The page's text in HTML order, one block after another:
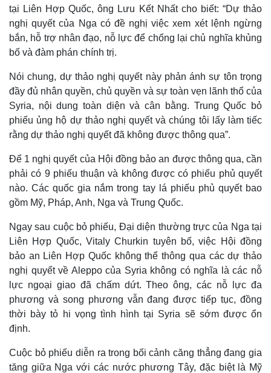
Thế giới
Quan sát
Hồ sơ
Multimedia
Video
E-Magazine
Infographic
tại Liên Hợp Quốc, ông Lưu Kết Nhất cho biết: “Dự thảo
nghị quyết của Nga có đề nghị việc xem xét lệnh ngừng
bắn, hỗ trợ nhân đạo, nỗ lực để chống lại chủ nghĩa khủng
bố và đàm phán chính trị.
Nói chung, dự thảo nghị quyết này phản ánh sự tôn trọng
đầy đủ nhân quyền, chủ quyền và sự toàn vẹn lãnh thổ của
Syria, nội dung toàn diện và cân bằng. Trung Quốc bỏ
phiếu ủng hộ dự thảo nghị quyết và chúng tôi lấy làm tiếc
rằng dự thảo nghị quyết đã không được thông qua”.
Để 1 nghị quyết của Hội đồng bảo an được thông qua, cần
phải có 9 phiếu thuận và không được có phiếu phủ quyết
nào. Các quốc gia nắm trong tay lá phiếu phủ quyết bao
gồm Mỹ, Pháp, Anh, Nga và Trung Quốc.
Ngay sau cuộc bỏ phiếu, Đại diện thường trực của Nga tại
Liên Hợp Quốc, Vitaly Churkin tuyên bố, việc Hội đồng
bảo an Liên Hợp Quốc không thể thông qua các dự thảo
nghị quyết về Aleppo của Syria không có nghĩa là các nỗ
lực ngoại giao đã chấm dứt. Theo ông, các nỗ lực đa
phương và song phương vẫn đang được tiếp tục, đồng
thời bày tỏ hi vọng tình hình tại Syria sẽ sớm được ổn
định.
Cuộc bỏ phiếu diễn ra trong bối cảnh căng thẳng đang gia
tăng giữa Nga với các nước phương Tây, đặc biệt là Mỹ